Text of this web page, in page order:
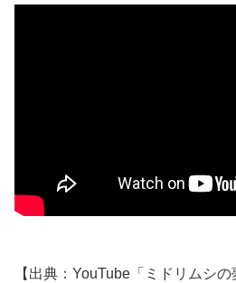
【出典：YouTube「ミドリムシの